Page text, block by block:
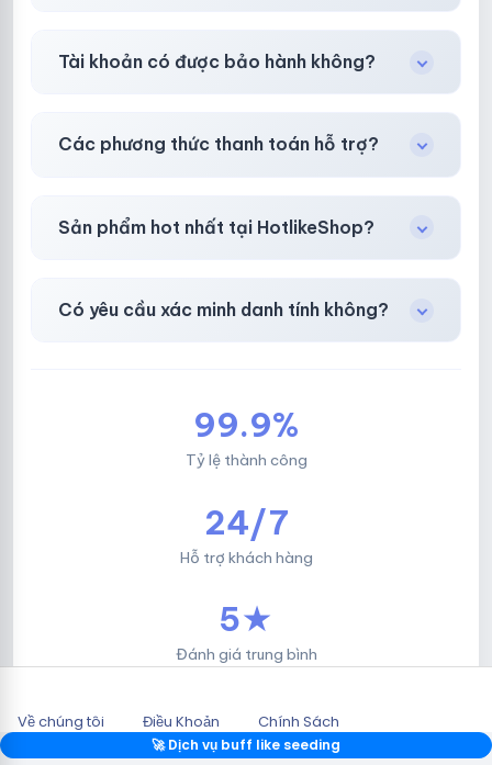
Về chúng tôi Điều Khoản
Chính Sách
2026 © HOTLIKESHOP.NET.
toán thành công.
Tài khoản có được bảo hành không?
sách công khai.
Các phương thức thanh toán hỗ trợ?
các ví điện tử phổ biến.
Sản phẩm hot nhất tại HotlikeShop?
Có yêu cầu xác minh danh tính không?
99.9%
Tỷ lệ thành công
24/7
Hỗ trợ khách hàng
5★
Đánh giá trung bình
🚀 Dịch vụ buff like seeding